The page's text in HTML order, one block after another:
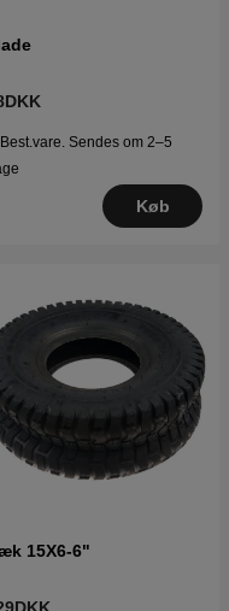
Best.vare. Sendes om 2–5
Køb
15X6-6"